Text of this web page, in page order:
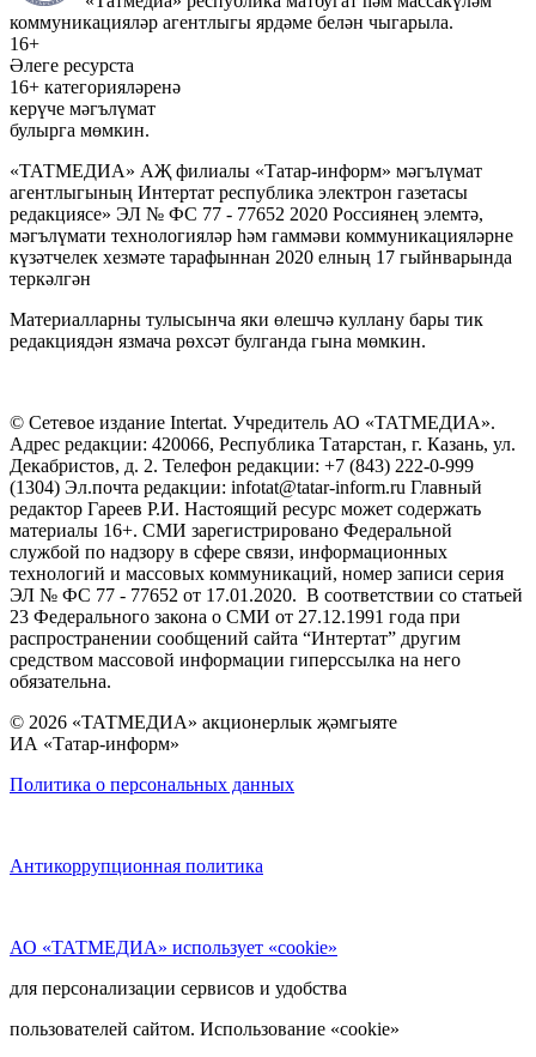
коммуникацияләр агентлыгы ярдәме белән чыгарыла.
16+
Әлеге ресурста
16+ категорияләренә
керүче мәгълүмат
булырга мөмкин.
«ТАТМЕДИА» АҖ филиалы «Татар-информ» мәгълүмат
агентлыгының Интертат республика электрон газетасы
редакциясе» ЭЛ № ФС 77 - 77652 2020 Россиянең элемтә,
мәгълүмати технологияләр һәм гаммәви коммуникацияләрне
күзәтчелек хезмәте тарафыннан 2020 елның 17 гыйнварында
теркәлгән
Материалларны тулысынча яки өлешчә куллану бары тик
редакциядән язмача рөхсәт булганда гына мөмкин.
© Сетевое издание Intertat. Учредитель АО «ТАТМЕДИА».
Адрес редакции: 420066, Республика Татарстан, г. Казань, ул.
Декабристов, д. 2. Телефон редакции: +7 (843) 222-0-999
(1304) Эл.почта редакции: infotat@tatar-inform.ru Главный
редактор Гареев Р.И. Настоящий ресурс может содержать
материалы 16+. СМИ зарегистрировано Федеральной
службой по надзору в сфере связи, информационных
технологий и массовых коммуникаций, номер записи серия
ЭЛ № ФС 77 - 77652 от 17.01.2020. В соответствии со статьей
23 Федерального закона о СМИ от 27.12.1991 года при
распространении сообщений сайта “Интертат” другим
средством массовой информации гиперссылка на него
обязательна.
© 2026 «ТАТМЕДИА» акционерлык җәмгыяте
ИА «Татар-информ»
Политика о персональных данных
Антикоррупционная политика
АО «ТАТМЕДИА» использует «cookie»
для персонализации сервисов и удобства
пользователей сайтом. Использование «cookie»